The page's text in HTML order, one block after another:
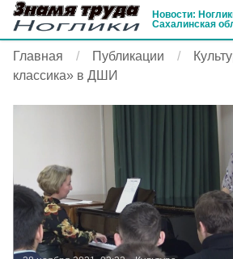
Новости:
Сахалинская
Главная Публикации
классика» в ДШИ